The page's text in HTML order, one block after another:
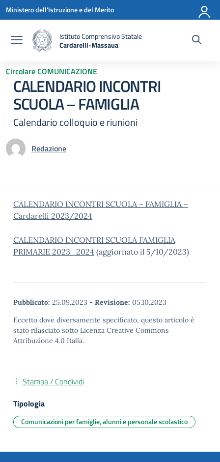
Vai ai contenuti
Vai al menu di navigazione
Vai al footer
Ministero dell'Istruzione e del Merito
Istituto Comprensivo Statale
Cardarelli-Massaua
Circolare COMUNICAZIONE
CALENDARIO INCONTRI
SCUOLA – FAMIGLIA
Calendario colloquio e riunioni
Redazione
CALENDARIO INCONTRI SCUOLA – FAMIGLIA –
Cardarelli 2023/2024
CALENDARIO INCONTRI SCUOLA FAMIGLIA
PRIMARIE 2023_2024 (aggiornato il 5/10/2023)
Pubblicato: 25.09.2023 - Revisione: 05.10.2023
Eccetto dove diversamente specificato, questo articolo è
stato rilasciato sotto Licenza Creative Commons
Attribuzione 4.0 Italia.
Stampa / Condividi
Tipologia
Comunicazioni per famiglie, alunni e personale scolastico